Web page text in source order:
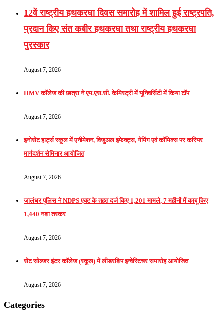
12वें राष्ट्रीय हथकरघा दिवस समारोह में शामिल हुई राष्ट्रपति,
प्रदान किए संत कबीर हथकरघा तथा राष्ट्रीय हथकरघा
पुरस्कार
August 7, 2026
HMV कॉलेज की छात्रा ने एम.एस.सी. केमिस्ट्री में यूनिवर्सिटी में किया टॉप
August 7, 2026
इनोसेंट हार्ट्स स्कूल में एनीमेशन, विजुअल इफेक्ट्स, गेमिंग एवं कॉमिक्स पर करियर
मार्गदर्शन सेमिनार आयोजित
August 7, 2026
जालंधर पुलिस ने NDPS एक्ट के तहत दर्ज किए 1,201 मामले, 7 महीनों में काबू किए
1,440 नशा तस्कर
August 7, 2026
सेंट सोल्जर इंटर कॉलेज (स्कूल) में लीडरशिप इन्वेस्टिचर समारोह आयोजित
August 7, 2026
Categories